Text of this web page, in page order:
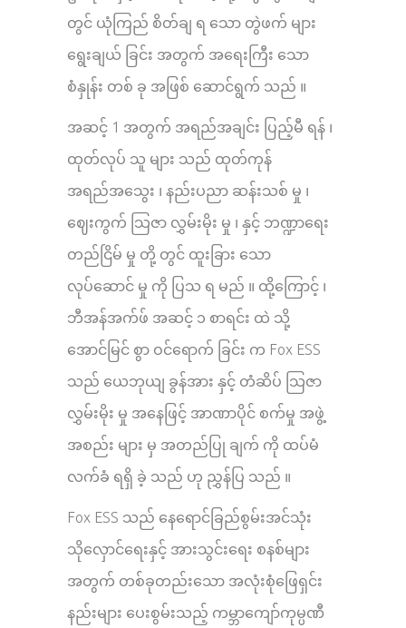
တွင် ယုံကြည် စိတ်ချ ရ သော တွဲဖက် များ
ရွေးချယ် ခြင်း အတွက် အရေးကြီး သော
စံနှုန်း တစ် ခု အဖြစ် ဆောင်ရွက် သည် ။
အဆင့် 1 အတွက် အရည်အချင်း ပြည့်မီ ရန် ၊
ထုတ်လုပ် သူ များ သည် ထုတ်ကုန်
အရည်အသွေး ၊ နည်းပညာ ဆန်းသစ် မှု ၊
ဈေးကွက် သြဇာ လွှမ်းမိုး မှု ၊ နှင့် ဘဏ္ဍာရေး
တည်ငြိမ် မှု တို့ တွင် ထူးခြား သော
လုပ်ဆောင် မှု ကို ပြသ ရ မည် ။ ထို့ကြောင့် ၊
ဘီအန်အက်ဖ် အဆင့် ၁ စာရင်း ထဲ သို့
အောင်မြင် စွာ ဝင်ရောက် ခြင်း က Fox ESS
သည် ယေဘုယျ ခွန်အား နှင့် တံဆိပ် သြဇာ
လွှမ်းမိုး မှု အနေဖြင့် အာဏာပိုင် စက်မှု အဖွဲ့
အစည်း များ မှ အတည်ပြု ချက် ကို ထပ်မံ
လက်ခံ ရရှိ ခဲ့ သည် ဟု ညွှန်ပြ သည် ။
Fox ESS သည် နေရောင်ခြည်စွမ်းအင်သုံး
သိုလှောင်ရေးနှင့် အားသွင်းရေး စနစ်များ
အတွက် တစ်ခုတည်းသော အလုံးစုံဖြေရှင်း
နည်းများ ပေးစွမ်းသည့် ကမ္ဘာကျော်ကုမ္ပဏီ